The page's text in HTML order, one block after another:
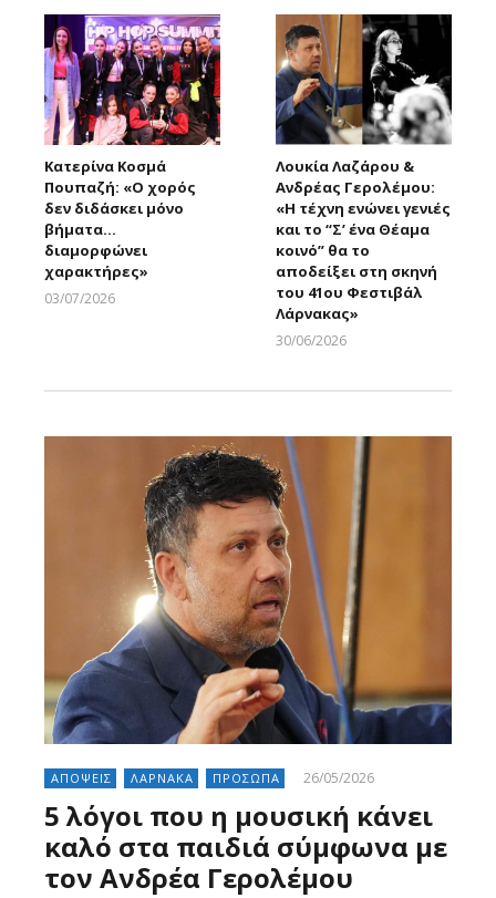
Κατερίνα Κοσμά
Πουπαζή: «Ο χορός
δεν διδάσκει μόνο
βήματα…
διαμορφώνει
χαρακτήρες»
03/07/2026
Λουκία Λαζάρου &
Ανδρέας Γερολέμου:
«Η τέχνη ενώνει γενιές
και το “Σ’ ένα Θέαμα
κοινό” θα το
αποδείξει στη σκηνή
του 41ου Φεστιβάλ
Λάρνακας»
30/06/2026
ΑΠΟΨΕΙΣ ΛΑΡΝΑΚΑ ΠΡΟΣΩΠΑ 26/05/2026
5 λόγοι που η μουσική κάνει
καλό στα παιδιά σύμφωνα με
τον Ανδρέα Γερολέμου